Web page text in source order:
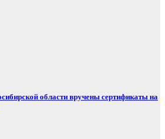
области вручены сертификаты на